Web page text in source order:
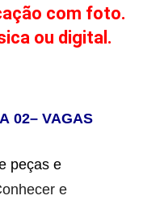
com foto.
ou digital.
02– VAGAS
peças e
e